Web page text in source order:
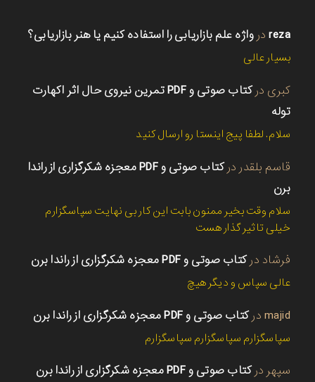
reza در واژه علم بازاریابی را استفاده کنیم یا هنر بازاریابی؟
بسیار عالی
کبری در
کتاب صوتی و PDF تمرین نیروی حال اثر اکهارت
توله
سلام. لطفا پیج اینستا رو ارسال کنید
قاسم بلقدر در
کتاب صوتی و PDF معجزه شکرگزاری از راندا
برن
سلام وقت بخیر ممنون بابت این کار بی نهایت سپاسگزارم
خیلی تاثیر گذار هست
فرشاد درکتاب صوتی و PDF معجزه شکرگزاری از راندا برن
عالی سپاس و دیگر هیچ
majid درکتاب صوتی و PDF معجزه شکرگزاری از راندا برن
سپاسگزارم سپاسگزارم سپاسگزارم
سپهر درکتاب صوتی و PDF معجزه شکرگزاری از راندا برن